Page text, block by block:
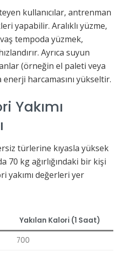
kullanıcılar, antrenman
yapabilir. Aralıklı yüzme,
tempoda yüzmek,
Ayrıca suyun
(örneğin el paleti veya
harcamasını yükseltir.
Yakımı
türlerine kıyasla yüksek
70 kg ağırlığındaki bir kişi
yakımı değerleri yer
Yakılan Kalori (1 Saat)
700